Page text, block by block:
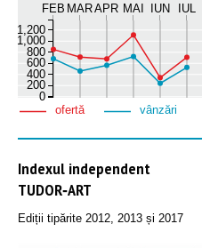
FEB MARAPR MAI IUN IUL
0
200
400
600
800
1,000
1,200
ofertă vânzări
Indexul independent
TUDOR‑ART
Ediții tipărite 2012, 2013 și 2017